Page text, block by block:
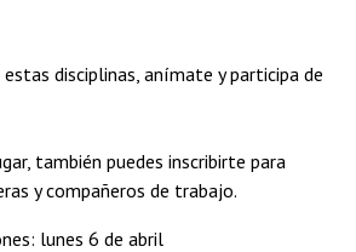
disciplinas, anímate y participa de
también puedes inscribirte para
y compañeros de trabajo.
lunes 6 de abril